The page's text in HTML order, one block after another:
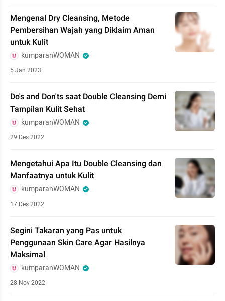
Mengenal Dry Cleansing, Metode
Pembersihan Wajah yang Diklaim Aman
untuk Kulit
kumparanWOMAN
5 Jan 2023
Do's and Don'ts saat Double Cleansing Demi
Tampilan Kulit Sehat
kumparanWOMAN
29 Des 2022
Mengetahui Apa Itu Double Cleansing dan
Manfaatnya untuk Kulit
kumparanWOMAN
17 Des 2022
Segini Takaran yang Pas untuk
Penggunaan Skin Care Agar Hasilnya
Maksimal
kumparanWOMAN
28 Nov 2022